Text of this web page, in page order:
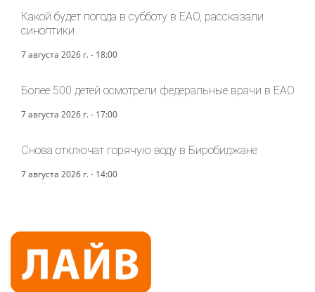
Какой будет погода в субботу в ЕАО, рассказали
синоптики
7 августа 2026 г. - 18:00
Более 500 детей осмотрели федеральные врачи в ЕАО
7 августа 2026 г. - 17:00
Снова отключат горячую воду в Биробиджане
7 августа 2026 г. - 14:00